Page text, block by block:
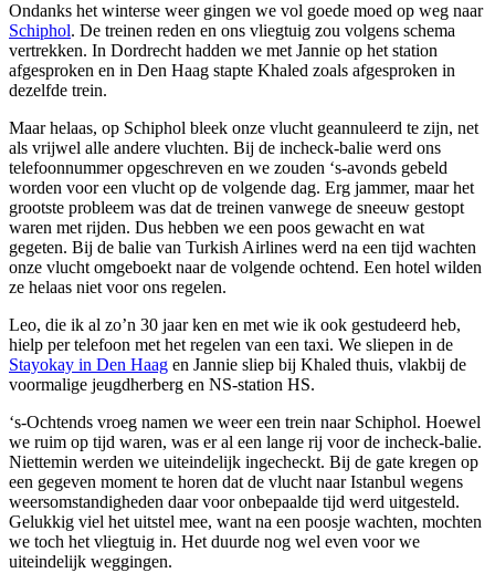
Ondanks het winterse weer gingen we vol goede moed op weg naar
Schiphol. De treinen reden en ons vliegtuig zou volgens schema
vertrekken. In Dordrecht hadden we met Jannie op het station
afgesproken en in Den Haag stapte Khaled zoals afgesproken in
dezelfde trein.
Maar helaas, op Schiphol bleek onze vlucht geannuleerd te zijn, net
als vrijwel alle andere vluchten. Bij de incheck-balie werd ons
telefoonnummer opgeschreven en we zouden ‘s-avonds gebeld
worden voor een vlucht op de volgende dag. Erg jammer, maar het
grootste probleem was dat de treinen vanwege de sneeuw gestopt
waren met rijden. Dus hebben we een poos gewacht en wat
gegeten. Bij de balie van Turkish Airlines werd na een tijd wachten
onze vlucht omgeboekt naar de volgende ochtend. Een hotel wilden
ze helaas niet voor ons regelen.
Leo, die ik al zo’n 30 jaar ken en met wie ik ook gestudeerd heb,
hielp per telefoon met het regelen van een taxi. We sliepen in de
Stayokay in Den Haag en Jannie sliep bij Khaled thuis, vlakbij de
voormalige jeugdherberg en NS-station HS.
‘s-Ochtends vroeg namen we weer een trein naar Schiphol. Hoewel
we ruim op tijd waren, was er al een lange rij voor de incheck-balie.
Niettemin werden we uiteindelijk ingecheckt. Bij de gate kregen op
een gegeven moment te horen dat de vlucht naar Istanbul wegens
weersomstandigheden daar voor onbepaalde tijd werd uitgesteld.
Gelukkig viel het uitstel mee, want na een poosje wachten, mochten
we toch het vliegtuig in. Het duurde nog wel even voor we
uiteindelijk weggingen.